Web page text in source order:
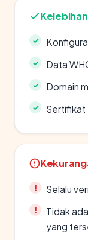
Kelebihan
Data
Domain
Sertifikat
Selalu
Tidak
yang